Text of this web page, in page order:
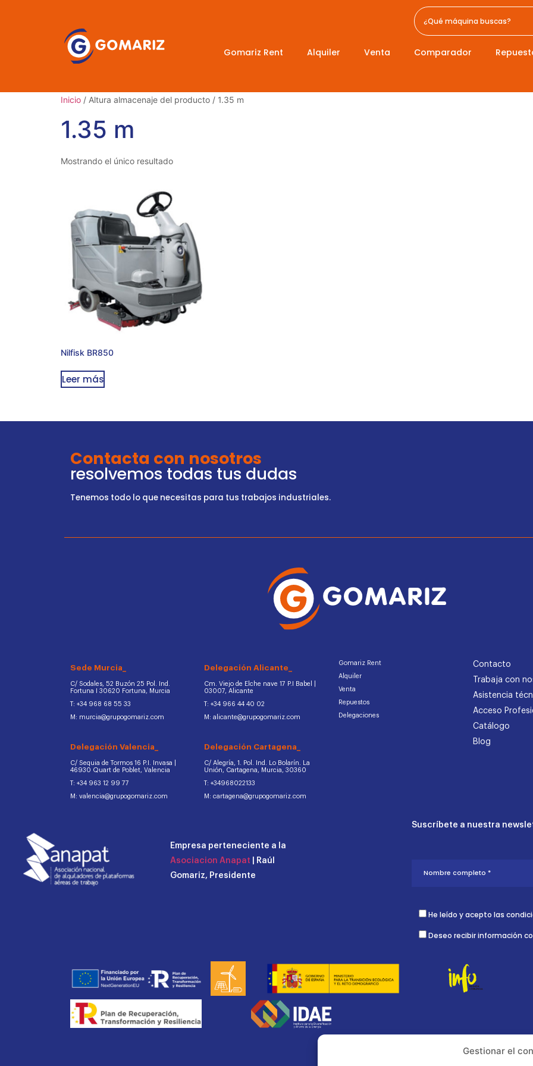
Gestionar el
Gomariz Rent Alquiler Venta Comparador
Inicio / Altura almacenaje del producto / 1.35 m
1.35 m
Mostrando el único resultado
Nilfisk BR850
Leer más
Contacta con nosotros
resolvemos todas tus dudas
Tenemos todo lo que necesitas para tus trabajos industriales.
Sede Murcia_
C/ Sodales, 52 Buzón 25 Pol. Ind.
Fortuna I 30620 Fortuna, Murcia
T: +34 968 68 55 33
M: murcia@grupogomariz.com
Delegación Valencia_
C/ Sequia de Tormos 16 P.I. Invasa |
46930 Quart de Poblet, Valencia
T: +34 963 12 99 77
M: valencia@grupogomariz.com
Delegación Alicante_
Cm. Viejo de Elche nave 17 P.I Babel |
03007, Alicante
T: +34 966 44 40 02
M: alicante@grupogomariz.com
Delegación Cartagena_
C/ Alegría, 1. Pol. Ind. Lo Bolarín. La
Unión, Cartagena, Murcia, 30360
T: +34968022133
M: cartagena@grupogomariz.com
Gomariz Rent
Alquiler
Venta
Repuestos
Delegaciones
Contacto
Trabaja con
Asistencia
Acceso
Catálogo
Blog
Empresa perteneciente a la
Asociacion Anapat | Raúl
Gomariz, Presidente
Suscríbete a nuestra
He leído y acepto las
Deseo recibir información